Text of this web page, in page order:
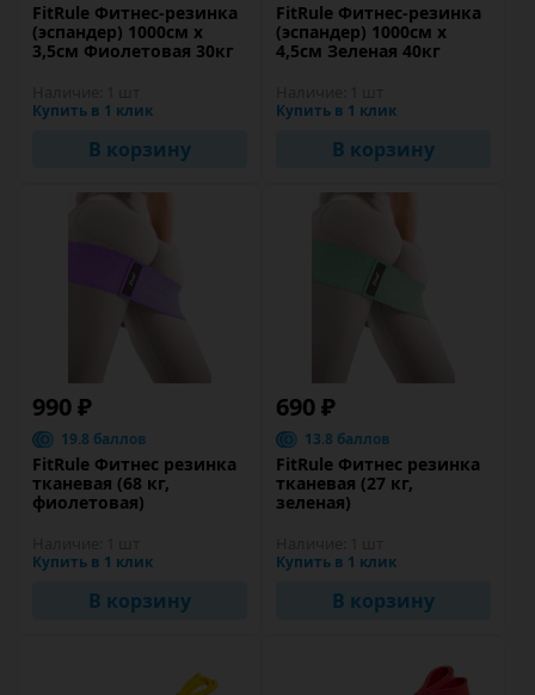
FitRule Фитнес-резинка
(эспандер) 1000см х
3,5см Фиолетовая 30кг
Купить в 1 клик
В корзину
FitRule Фитнес-резинка
(эспандер) 1000см х
4,5см Зеленая 40кг
Купить в 1 клик
В корзину
990 ₽
19.8 баллов
FitRule Фитнес резинка
тканевая (68 кг,
фиолетовая)
Купить в 1 клик
В корзину
690 ₽
13.8 баллов
FitRule Фитнес резинка
тканевая (27 кг,
зеленая)
Купить в 1 клик
В корзину